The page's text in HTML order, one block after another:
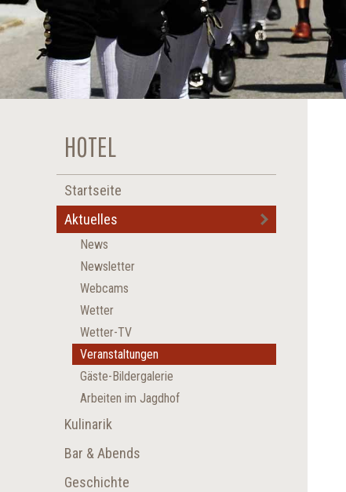
HOTEL
Startseite
Aktuelles
News
Newsletter
Webcams
Wetter
Wetter-TV
Veranstaltungen
Gäste-Bildergalerie
Arbeiten im Jagdhof
Kulinarik
Bar & Abends
Geschichte